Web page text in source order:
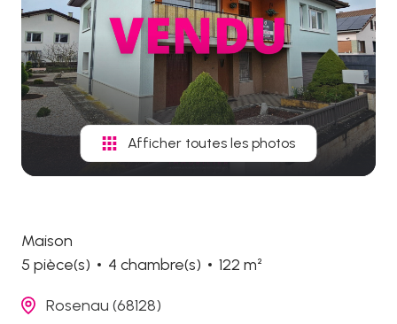
Afficher toutes les photos
Maison
5 pièce(s)
4 chambre(s) 122 m²
Rosenau (68128)